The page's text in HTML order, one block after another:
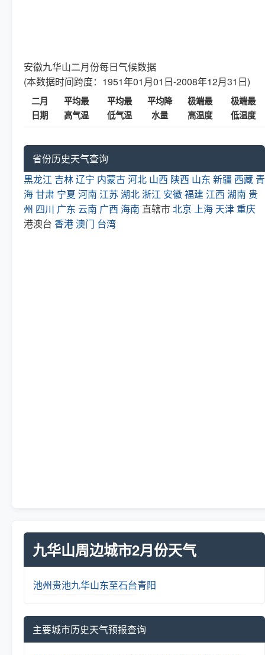
安徽九华山二月份每日气候数据
(本数据时间跨度：1951年01月01日-2008年12月31日)
二月
日期
平均最
高气温
平均最
低气温
平均降
水量
极端最
高温度
极端最
低温度
省份历史天气查询
黑龙江 吉林辽宁 内蒙古河北 山西 陕西 山东 新疆 西藏 青
海甘肃 宁夏 河南 江苏 湖北 浙江 安徽福建 江西 湖南 贵
州 四川 广东 云南 广西 海南 直辖市北京 上海 天津 重庆
港澳台 香港澳门 台湾
九华山周边城市2月份天气
池州贵池九华山东至石台青阳
主要城市历史天气预报查询